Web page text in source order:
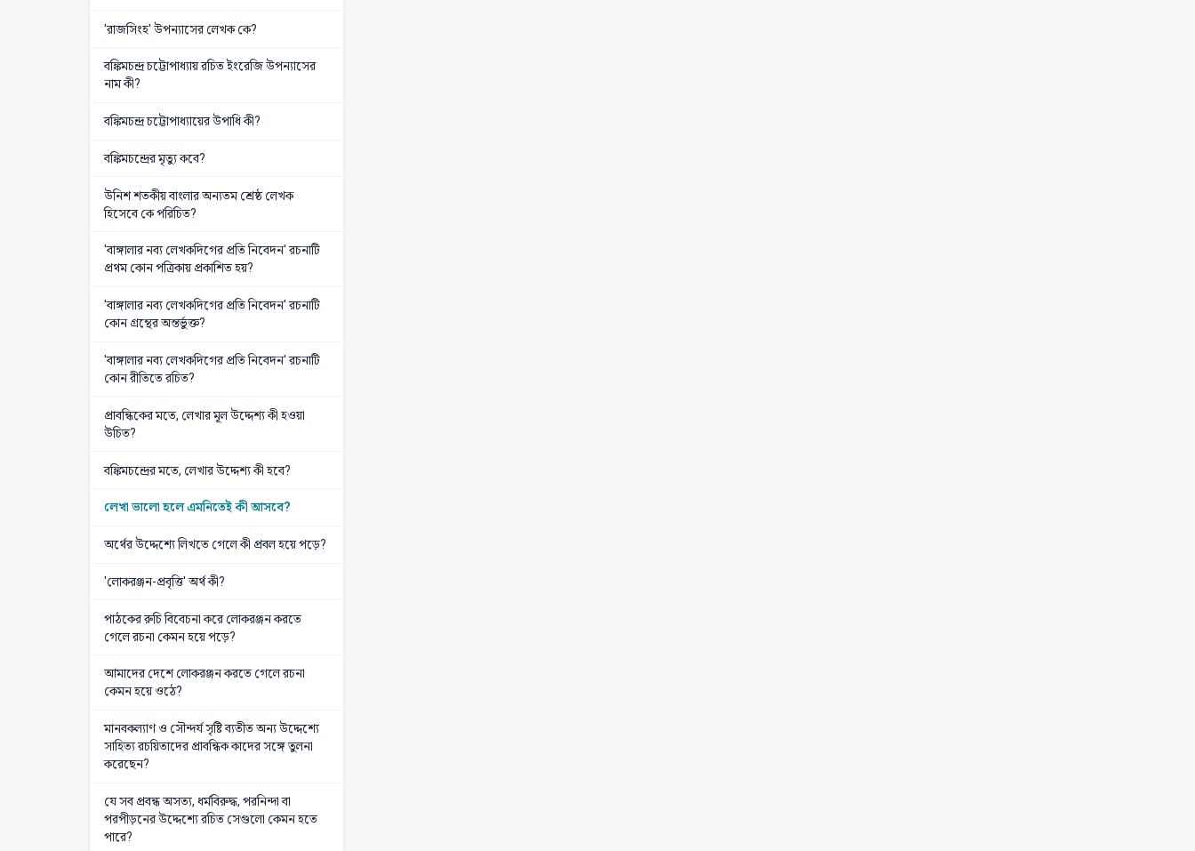
'রাজসিংহ' উপন্যাসের লেখক কে?
বঙ্কিমচন্দ্র চট্টোপাধ্যায় রচিত ইংরেজি উপন্যাসের
নাম কী?
বঙ্কিমচন্দ্র চট্টোপাধ্যায়ের উপাধি কী?
বঙ্কিমচন্দ্রের মৃত্যু কবে?
উনিশ শতকীয় বাংলার অন্যতম শ্রেষ্ঠ লেখক
হিসেবে কে পরিচিত?
'বাঙ্গালার নব্য লেখকদিগের প্রতি নিবেদন' রচনাটি
প্রথম কোন পত্রিকায় প্রকাশিত হয়?
'বাঙ্গালার নব্য লেখকদিগের প্রতি নিবেদন' রচনাটি
কোন গ্রন্থের অন্তর্ভুক্ত?
'বাঙ্গালার নব্য লেখকদিগের প্রতি নিবেদন' রচনাটি
কোন রীতিতে রচিত?
প্রাবন্ধিকের মতে, লেখার মূল উদ্দেশ্য কী হওয়া
উচিত?
বঙ্কিমচন্দ্রের মতে, লেখার উদ্দেশ্য কী হবে?
লেখা ভালো হলে এমনিতেই কী আসবে?
অর্থের উদ্দেশ্যে লিখতে গেলে কী প্রবল হয়ে পড়ে?
'লোকরঞ্জন-প্রবৃত্তি' অর্থ কী?
পাঠকের রুচি বিবেচনা করে লোকরঞ্জন করতে
গেলে রচনা কেমন হয়ে পড়ে?
আমাদের দেশে লোকরঞ্জন করতে গেলে রচনা
কেমন হয়ে ওঠে?
মানবকল্যাণ ও সৌন্দর্য সৃষ্টি ব্যতীত অন্য উদ্দেশ্যে
সাহিত্য রচয়িতাদের প্রাবন্ধিক কাদের সঙ্গে তুলনা
করেছেন?
যে সব প্রবন্ধ অসত্য, ধর্মবিরুদ্ধ, পরনিন্দা বা
পরপীড়নের উদ্দেশ্যে রচিত সেগুলো কেমন হতে
পারে?